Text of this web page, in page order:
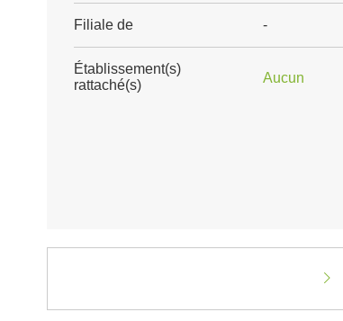
Filiale de -
Établissement(s)
rattaché(s)
Aucun